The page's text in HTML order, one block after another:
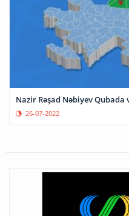
Nazir Rəşad Nəbiyev Qubada
26-07-2022